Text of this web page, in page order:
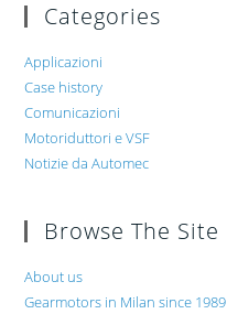
Categories
Applicazioni
Case history
Comunicazioni
Motoriduttori e VSF
Notizie da Automec
Browse The Site
About us
Gearmotors in Milan since 1989